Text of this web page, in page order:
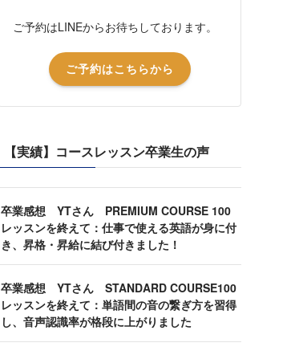
ご予約はLINEからお待ちしております。
ご予約はこちらから
【実績】コースレッスン卒業生の声
卒業感想 YTさん PREMIUM COURSE 100
レッスンを終えて：仕事で使える英語が身に付
き、昇格・昇給に結び付きました！
卒業感想 YTさん STANDARD COURSE100
レッスンを終えて：単語間の音の繋ぎ方を習得
し、音声認識率が格段に上がりました